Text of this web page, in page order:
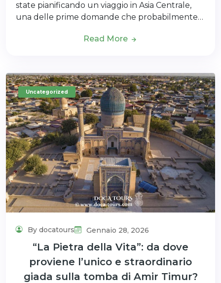
state pianificando un viaggio in Asia Centrale,
una delle prime domande che probabilmente…
Read More
Uncategorized
By docatours Gennaio 28, 2026
“La Pietra della Vita”: da dove
proviene l’unico e straordinario
giada sulla tomba di Amir Timur?